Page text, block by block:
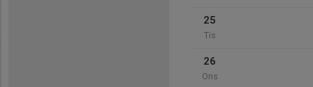
25
Tis
26
Ons